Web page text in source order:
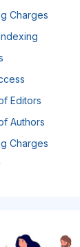
Charges
Editors
Authors
Charges